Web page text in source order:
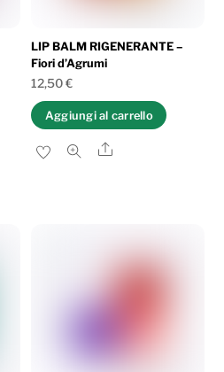
LIP BALM RIGENERANTE –
Fiori d’Agrumi
12,50€
Aggiungi al carrello
Share